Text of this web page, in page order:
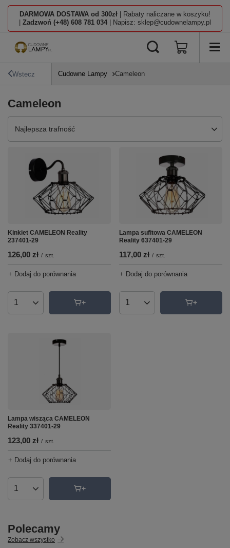
DARMOWA DOSTAWA od 300zł | Rabaty naliczane w koszyku!
Zadzwoń (+48) 608 781 034 | Napisz: sklep@cudownelampy.pl
Wstecz Cudowne Lampy Cameleon
Cameleon
Zmień sortowanie
Najlepsza trafność
Kinkiet CAMELEON Reality
237401-29
126,00 zł / szt.
+ Dodaj do porównania
Ilość produktów
Lampa sufitowa CAMELEON
Reality 637401-29
117,00 zł / szt.
+ Dodaj do porównania
Ilość produktów
Lampa wisząca CAMELEON
Reality 337401-29
123,00 zł / szt.
+ Dodaj do porównania
Ilość produktów
Polecamy
Zobacz wszystko